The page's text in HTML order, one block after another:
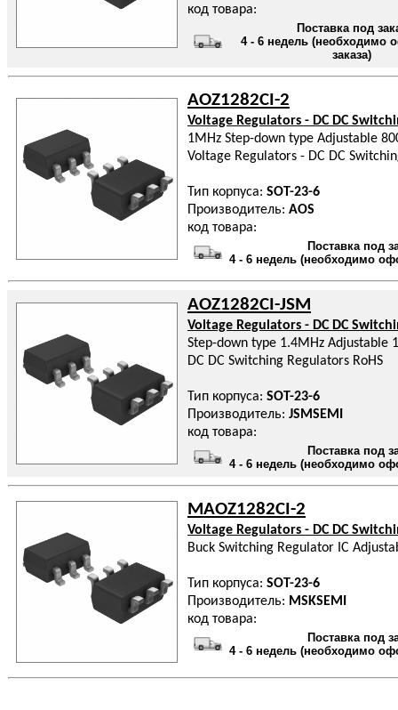
код товара:
Поставка под
4 - 6 недель (необходимо
заказа)
AOZ1282CI-2
Voltage Regulators - DC DC
1MHz Step-down type Adjustable
Voltage Regulators - DC DC
Тип корпуса: SOT-23-6
Производитель: AOS
код товара:
Поставка под
4 - 6 недель (необходимо
AOZ1282CI-JSM
Voltage Regulators - DC DC
Step-down type 1.4MHz Adjustable
DC DC Switching Regulators RoHS
Тип корпуса: SOT-23-6
Производитель: JSMSEMI
код товара:
Поставка под
4 - 6 недель (необходимо
MAOZ1282CI-2
Voltage Regulators - DC DC
Buck Switching Regulator IC
Тип корпуса: SOT-23-6
Производитель: MSKSEMI
код товара:
Поставка под
4 - 6 недель (необходимо